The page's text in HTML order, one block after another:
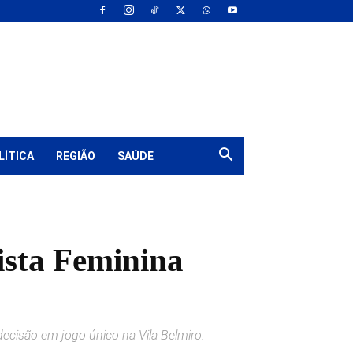
REGIÃO SAÚDE
Feminina
em jogo único na Vila Belmiro.